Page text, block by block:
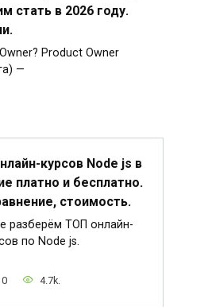
стать в 2026 году.
Product Owner
—
курсов Node js в
платно и бесплатно.
стоимость.
разберём ТОП онлайн-
по Node js.
0 4.7k.